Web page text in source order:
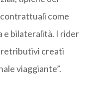
come
e bilateralità. I rider
retributivi creati
viaggiante”.